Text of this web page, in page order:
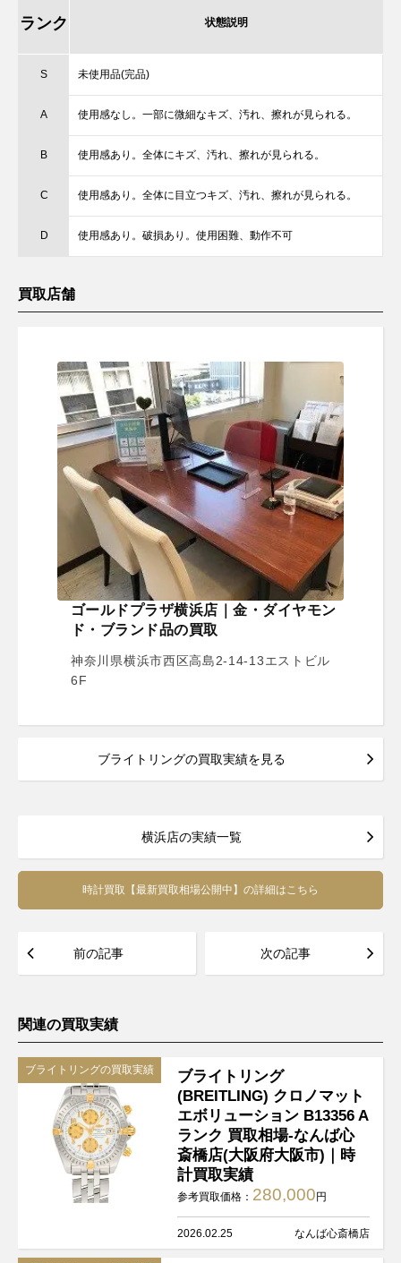
ランク 状態説明
S 未使用品(完品)
A 使用感なし。一部に微細なキズ、汚れ、擦れが見られる。
B 使用感あり。全体にキズ、汚れ、擦れが見られる。
C 使用感あり。全体に目立つキズ、汚れ、擦れが見られる。
D 使用感あり。破損あり。使用困難、動作不可
買取店舗
ゴールドプラザ横浜店｜金・ダイヤモン
ド・ブランド品の買取
神奈川県横浜市西区高島2-14-13エストビル
6F
ブライトリングの買取実績を見る
横浜店の実績一覧
時計買取【最新買取相場公開中】の詳細はこちら
前の記事 次の記事
関連の買取実績
ブライトリングの買取実績
ブライトリング
(BREITLING) クロノマット
エボリューション B13356 A
ランク 買取相場-なんば心
斎橋店(大阪府大阪市)｜時
計買取実績
参考買取価格： 280,000 円
2026.02.25 なんば心斎橋店